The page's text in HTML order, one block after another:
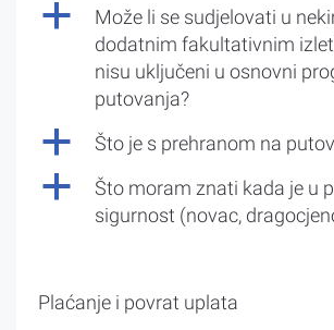
a
Može li se sudjelovati u
dodatnim fakultativnim
nisu uključeni u osnovni
putovanja?
a Što je s prehranom na
a
Što moram znati kada je u
sigurnost (novac,
Plaćanje i povrat uplata